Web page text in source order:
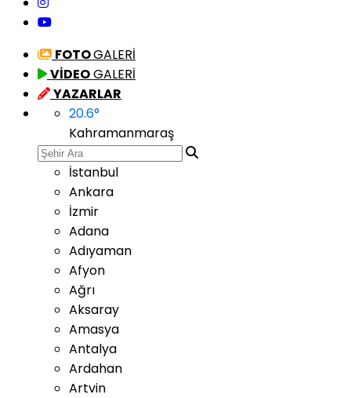
FOTOGALERİ
VİDEOGALERİ
YAZARLAR
20.6°
Kahramanmaraş
İstanbul
Ankara
İzmir
Adana
Adıyaman
Afyon
Ağrı
Aksaray
Amasya
Antalya
Ardahan
Artvin